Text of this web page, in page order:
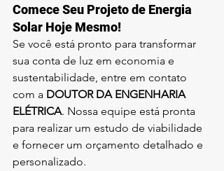
Comece Seu Projeto de Energia
Solar Hoje Mesmo!
Se você está pronto para transformar
sua conta de luz em economia e
sustentabilidade, entre em contato
com a DOUTOR DA ENGENHARIA
ELÉTRICA. Nossa equipe está pronta
para realizar um estudo de viabilidade
e fornecer um orçamento detalhado e
personalizado.